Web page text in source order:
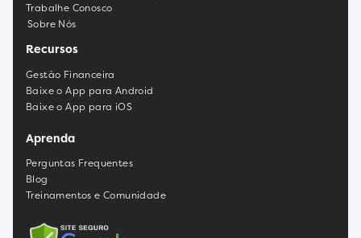
Trabalhe Conosco
Sobre Nós
Recursos
Gestão Financeira
Baixe o App para Android
Baixe o App para iOS
Aprenda
Perguntas Frequentes
Blog
Treinamentos e Comunidade